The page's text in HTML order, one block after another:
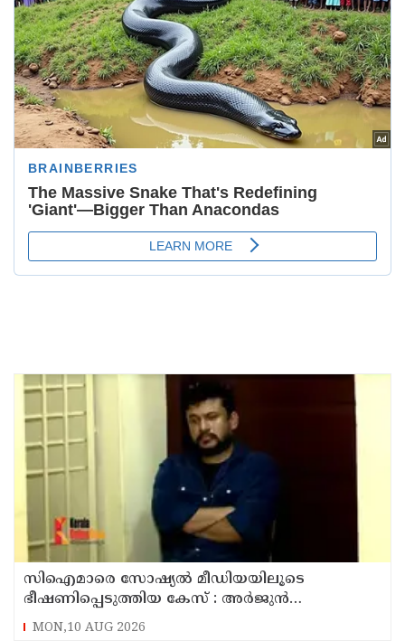
സിഐമാരെ സോഷ്യൽ മീഡിയയിലൂടെ
ഭീഷണിപ്പെടുത്തിയ കേസ് : അർജുൻ
ആയങ്കിയുടെ വീട്ടിൽ നിന്നും ലാപ്ടോപ്പ്
MON,10 AUG 2026